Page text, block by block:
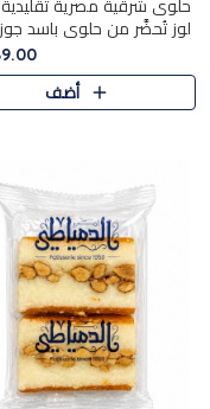
حلوى شرقية مصرية
لوز تُحضَّر من حلوى باسد جوز
بقوام طري ومذاق غني،
وتغطاه بقطع اللوز الفاخر
تضيف لمسة مميزة م..
89.00
أضف